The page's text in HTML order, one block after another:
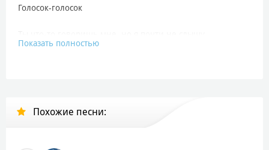
Голосок-голосок
Между нами нет лишних — я теряю крышу
Ай-какая красивая моя, от тебя пламя
Показать полностью
Похожие песни: